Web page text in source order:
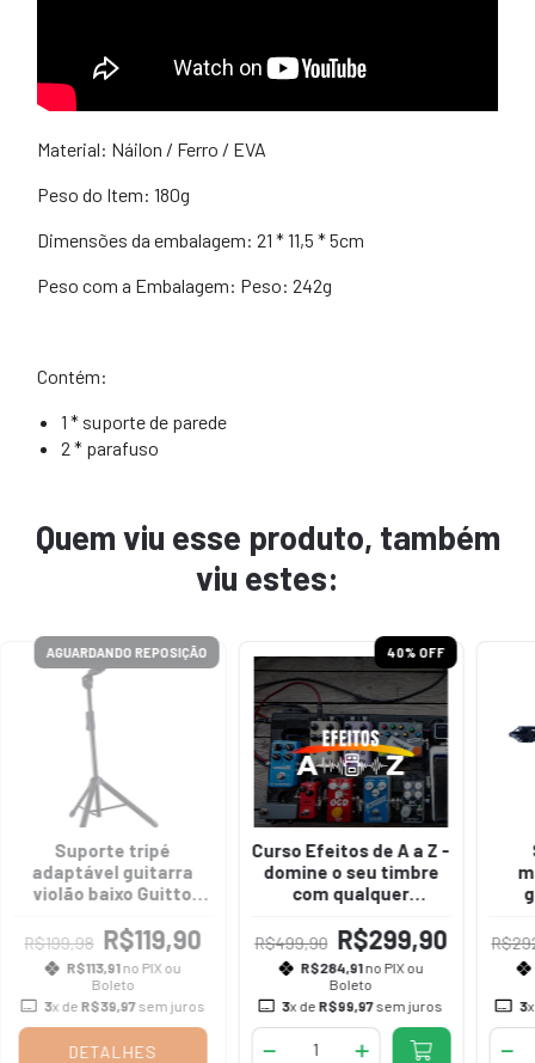
Material: Náilon / Ferro / EVA
Peso do Item: 180g
Dimensões da embalagem: 21 * 11,5 * 5cm
Peso com a Embalagem: Peso: 242g
Contém:
1 * suporte de parede
2 * parafuso
Quem viu esse produto, também
viu estes:
AGUARDANDO REPOSIÇÃO
Suporte tripé
adaptável guitarra
violão baixo Guitto
R$199,98 R$119,90
R$113,91no PIX ou
Boleto
3x de R$39,97sem juros
DETALHES
40% OFF
Curso Efeitos de A a Z -
domine o seu timbre
com qualquer
R$499,90 R$299,90
R$284,91no PIX ou
Boleto
3x de R$99,97sem juros 3